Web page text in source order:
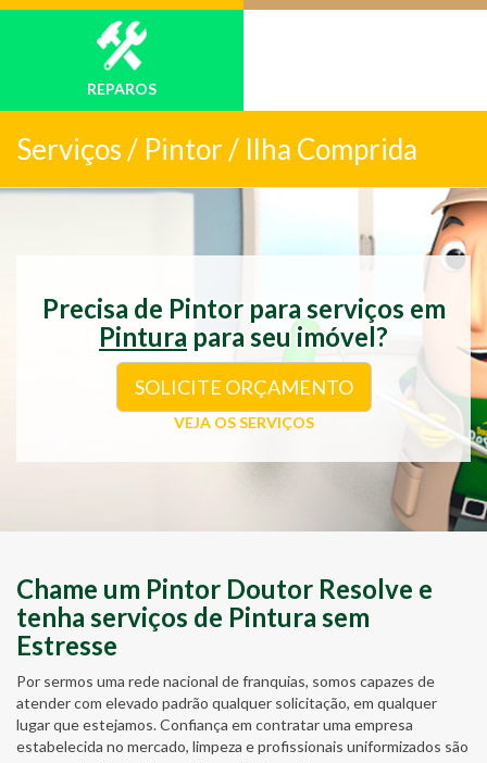
REPAROS
Serviços / Pintor / Ilha Comprida
Precisa de Pintor para serviços em
Pintura para seu imóvel?
SOLICITE ORÇAMENTO
VEJA OS SERVIÇOS
Chame um Pintor Doutor Resolve e
tenha serviços de Pintura sem
Estresse
Por sermos uma rede nacional de franquias, somos capazes de
atender com elevado padrão qualquer solicitação, em qualquer
lugar que estejamos. Confiança em contratar uma empresa
estabelecida no mercado, limpeza e profissionais uniformizados são